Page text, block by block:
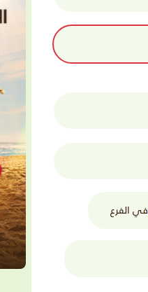
في الفرع